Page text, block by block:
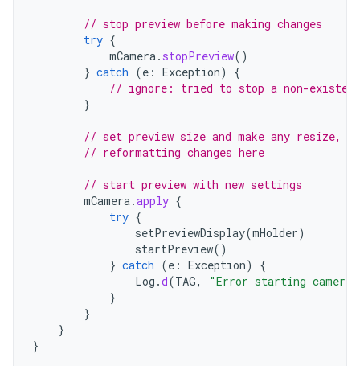
// stop preview before making changes
try {
mCamera. stopPreview()
} catch (e : Exception)
{
// ignore: tried to stop a non-existent
}
// set preview size and make any resize,
// reformatting changes here
// start preview with new settings
mCamera.apply {
try {
setPreviewDisplay(mHolder)
startPreview()
} catch (e : Exception)
{
Log .d(TAG,
"Error starting
}
}
}
}